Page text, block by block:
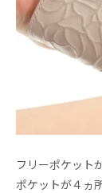
フリーポケット
ポケットが４ヵ